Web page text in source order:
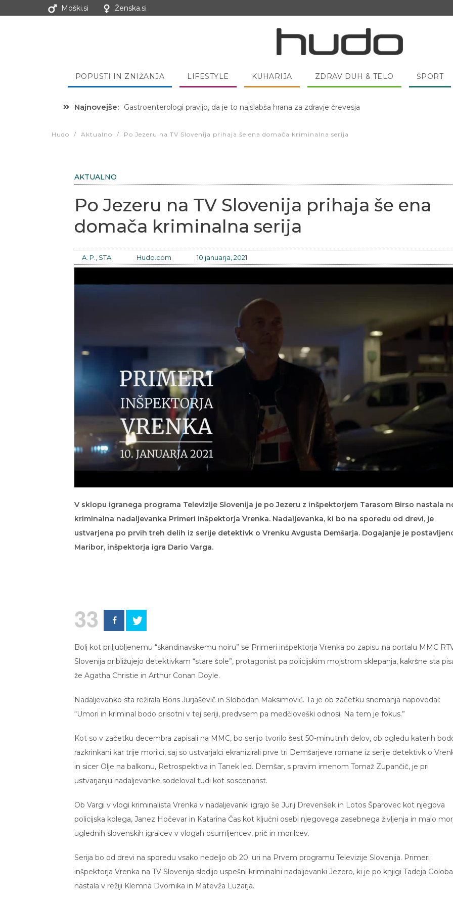
Moški.si Ženska.si
POPUSTI IN ZNIŽANJA LIFESTYLE KUHARIJA ZDRAV DUH & TELO ŠPORT
Najnovejše: Hibernacijska dieta: Zakaj je pred spanjem dobro pojesti žlico medu?
Hudo / Aktualno / Po Jezeru na TV Slovenija prihaja še ena domača kriminalna serija
AKTUALNO
Po Jezeru na TV Slovenija prihaja še ena
domača kriminalna serija
A. P., STA Hudo.com 10 januarja, 2021
V sklopu igranega programa Televizije Slovenija je po Jezeru z inšpektorjem Tarasom Birso nastala
kriminalna nadaljevanka Primeri inšpektorja Vrenka. Nadaljevanka, ki bo na sporedu od drevi, je
ustvarjena po prvih treh delih iz serije detektivk o Vrenku Avgusta Demšarja. Dogajanje je
Maribor, inšpektorja igra Dario Varga.
33
Bolj kot priljubljenemu “skandinavskemu noiru” se Primeri inšpektorja Vrenka po zapisu na portalu MMC
Slovenija približujejo detektivkam “stare šole”, protagonist pa policijskim mojstrom sklepanja, kakršne sta
že Agatha Christie in Arthur Conan Doyle.
Nadaljevanko sta režirala Boris Jurjaševič in Slobodan Maksimović. Ta je ob začetku snemanja napovedal:
“Umori in kriminal bodo prisotni v tej seriji, predvsem pa medčloveški odnosi. Na tem je fokus.”
Kot so v začetku decembra zapisali na MMC, bo serijo tvorilo šest 50-minutnih delov, ob ogledu katerih
razkrinkani kar trije morilci, saj so ustvarjalci ekranizirali prve tri Demšarjeve romane iz serije detektivk o
in sicer Olje na balkonu, Retrospektiva in Tanek led. Demšar, s pravim imenom Tomaž Zupančič, je pri
ustvarjanju nadaljevanke sodeloval tudi kot soscenarist.
Ob Vargi v vlogi kriminalista Vrenka v nadaljevanki igrajo še Jurij Drevenšek in Lotos Šparovec kot njegova
policijska kolega, Janez Hočevar in Katarina Čas kot ključni osebi njegovega zasebnega življenja in malo
uglednih slovenskih igralcev v vlogah osumljencev, prič in morilcev.
Serija bo od drevi na sporedu vsako nedeljo ob 20. uri na Prvem programu Televizije Slovenija. Primeri
inšpektorja Vrenka na TV Slovenija sledijo uspešni kriminalni nadaljevanki Jezero, ki je po knjigi Tadeja Goloba
nastala v režiji Klemna Dvornika in Matevža Luzarja.